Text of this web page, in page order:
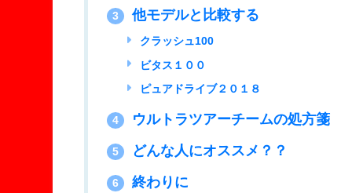
3 他モデルと比較する
クラッシュ100
ビタス１００
ピュアドライブ２０１８
4 ウルトラツアーチームの処方箋
5 どんな人にオススメ？？
6 終わりに